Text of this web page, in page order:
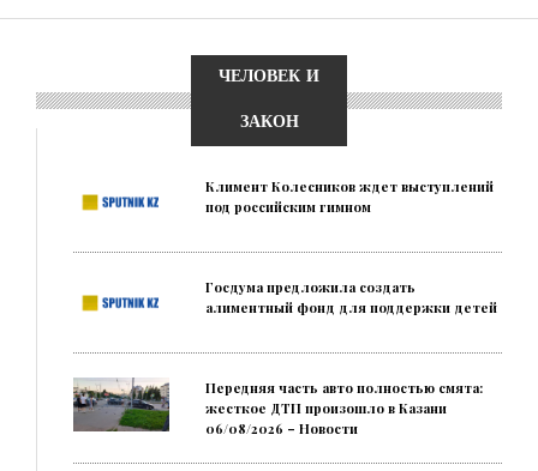
ЧЕЛОВЕК И
ЗАКОН
Климент Колесников ждет выступлений
под российским гимном
Госдума предложила создать
алиментный фонд для поддержки детей
Передняя часть авто полностью смята:
жесткое ДТП произошло в Казани
06/08/2026 – Новости